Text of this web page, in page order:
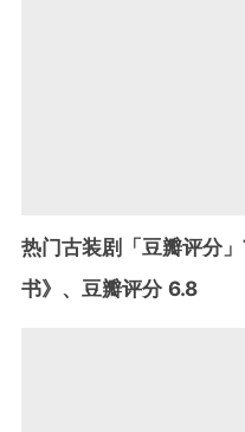
热门古装剧「豆瓣评分
书》、豆瓣评分 6.8